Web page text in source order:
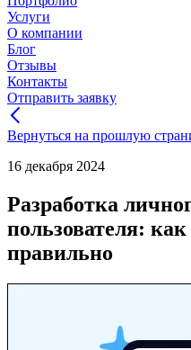
Услуги
О компании
Блог
Отзывы
Контакты
Отправить заявку
Вернуться на прошлую
16 декабря 2024
Разработка
пользователя: как
правильно